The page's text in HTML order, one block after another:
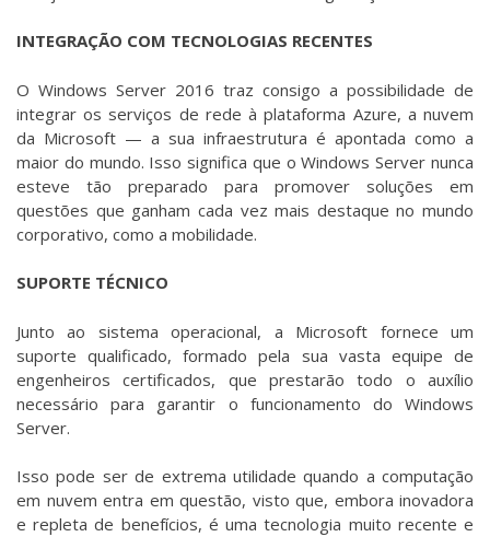
INTEGRAÇÃO COM TECNOLOGIAS RECENTES
O Windows Server 2016 traz consigo a possibilidade de
integrar os serviços de rede à plataforma Azure, a nuvem
da Microsoft — a sua infraestrutura é apontada como a
maior do mundo. Isso significa que o Windows Server nunca
esteve tão preparado para promover soluções em
questões que ganham cada vez mais destaque no mundo
corporativo, como a mobilidade.
SUPORTE TÉCNICO
Junto ao sistema operacional, a Microsoft fornece um
suporte qualificado, formado pela sua vasta equipe de
engenheiros certificados, que prestarão todo o auxílio
necessário para garantir o funcionamento do Windows
Server.
Isso pode ser de extrema utilidade quando a computação
em nuvem entra em questão, visto que, embora inovadora
e repleta de benefícios, é uma tecnologia muito recente e